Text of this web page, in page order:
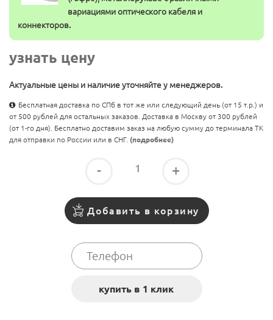
вариациями оптического кабеля и
коннекторов.
узнать цену
Актуальные цены и наличие уточняйте у менеджеров.
Бесплатная доставка по СПб в тот же или следующий день (от 15 т.р.) и
от 500 рублей для остальных заказов. Доставка в Москву от 300 рублей
(от 1-го дня). Бесплатно доставим заказ на любую сумму до терминала ТК
для отправки по России или в СНГ. (подробнее)
- +
Добавить в корзину